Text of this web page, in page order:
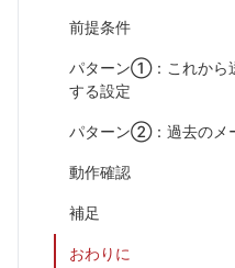
前提条件
パターン①：これから
する設定
パターン②：過去のメ
動作確認
補足
おわりに